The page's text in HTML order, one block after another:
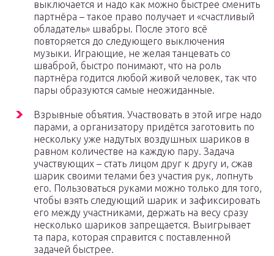
выключается и надо как можно быстрее сменить
партнёра – такое право получает и «счастливый
обладатель» швабры. После этого всё
повторяется до следующего выключения
музыки. Играющие, не желая танцевать со
шваброй, быстро понимают, что на роль
партнёра годится любой живой человек, так что
пары образуются самые неожиданные.
Взрывные объятия. Участвовать в этой игре надо
парами, а организатору придётся заготовить по
нескольку уже надутых воздушных шариков в
равном количестве на каждую пару. Задача
участвующих – стать лицом друг к другу и, сжав
шарик своими телами без участия рук, лопнуть
его. Пользоваться руками можно только для того,
чтобы взять следующий шарик и зафиксировать
его между участниками, держать на весу сразу
несколько шариков запрещается. Выигрывает
та пара, которая справится с поставленной
задачей быстрее.